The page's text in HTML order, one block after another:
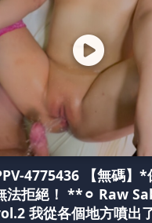
4775436 【無碼】
法拒絕！ **⚪︎ Raw
我從各個地方噴出